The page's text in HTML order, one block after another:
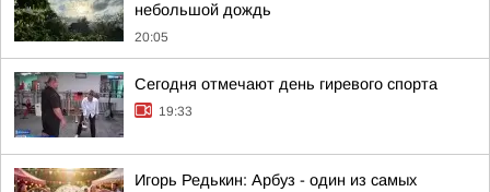
небольшой дождь
20:05
Сегодня отмечают день гиревого спорта
19:33
Игорь Редькин: Арбуз - один из самых